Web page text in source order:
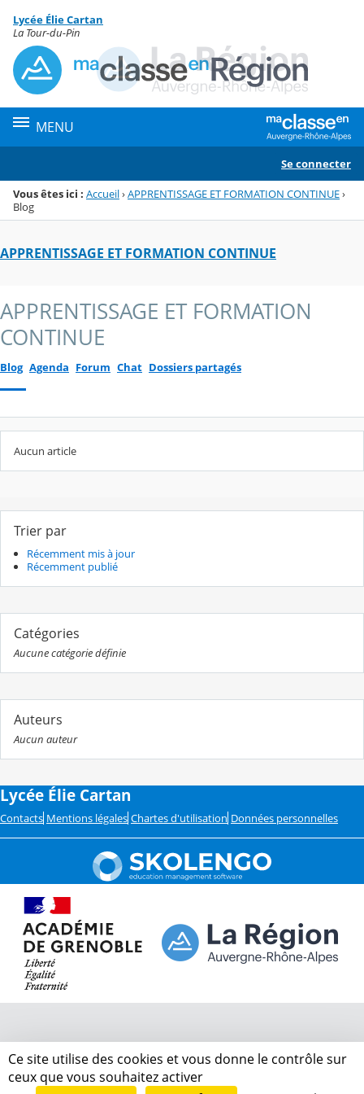
Menu de la rubrique
Contenu
Lycée Élie Cartan
La Tour-du-Pin
MENU
Se connecter
Vous êtes ici : Accueil›APPRENTISSAGE ET FORMATION CONTINUE›
Blog
APPRENTISSAGE ET FORMATION CONTINUE
APPRENTISSAGE ET FORMATION
CONTINUE
Blog Agenda Forum Chat Dossiers partagés
Aucun article
Trier par
Récemment mis à jour
Récemment publié
Catégories
Aucune catégorie définie
Auteurs
Aucun auteur
Lycée Élie Cartan
Contacts Mentions légales Chartes d'utilisation Données personnelles
Ce site utilise des cookies et vous donne le contrôle sur
ceux que vous souhaitez activer